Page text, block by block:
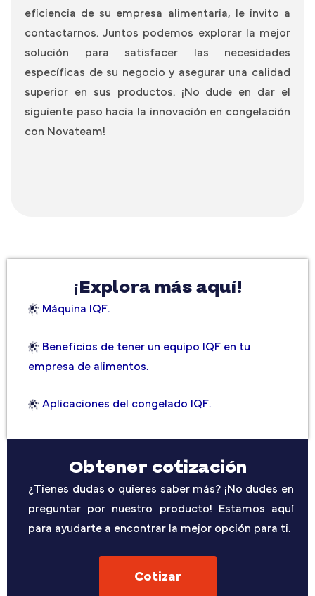
eficiencia de su empresa alimentaria, le invito a
contactarnos. Juntos podemos explorar la mejor
solución para satisfacer las necesidades
específicas de su negocio y asegurar una calidad
superior en sus productos. ¡No dude en dar el
siguiente paso hacia la innovación en congelación
con Novateam!
¡Explora más aquí!
Máquina IQF.
Beneficios de tener un equipo IQF en tu
empresa de alimentos.
Aplicaciones del congelado IQF.
Obtener cotización
¿Tienes dudas o quieres saber más? ¡No dudes en
preguntar por nuestro producto! Estamos aquí
para ayudarte a encontrar la mejor opción para ti.
Cotizar